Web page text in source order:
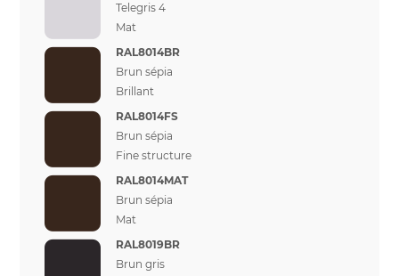
Telegris 4
Mat
RAL8014BR
Brun sépia
Brillant
RAL8014FS
Brun sépia
Fine structure
RAL8014MAT
Brun sépia
Mat
RAL8019BR
Brun gris